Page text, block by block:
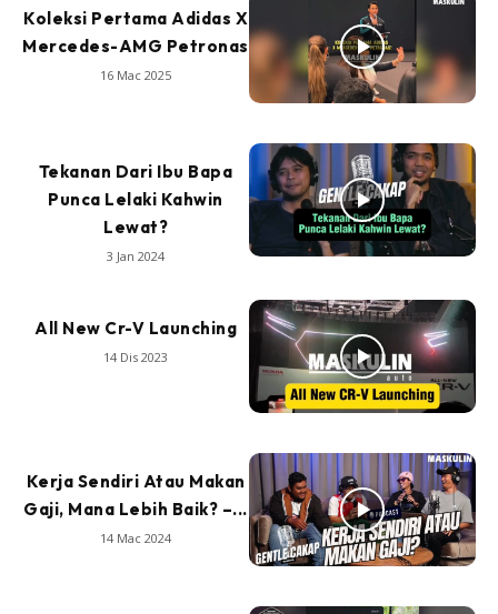
Koleksi Pertama Adidas X
Mercedes-AMG Petronas
16 Mac 2025
Tekanan Dari Ibu Bapa
Punca Lelaki Kahwin
Lewat?
3 Jan 2024
All New Cr-V Launching
14 Dis 2023
Kerja Sendiri Atau Makan
Gaji, Mana Lebih Baik? –...
14 Mac 2024